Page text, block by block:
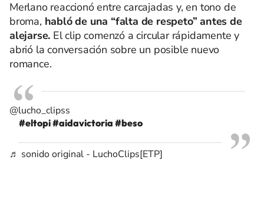
Merlano reaccionó entre carcajadas y, en tono de
broma, habló de una “falta de respeto” antes de
alejarse. El clip comenzó a circular rápidamente y
abrió la conversación sobre un posible nuevo
romance.
@lucho_clipss
#eltopi#aidavictoria #beso
♬ sonido original - LuchoClips[ETP]